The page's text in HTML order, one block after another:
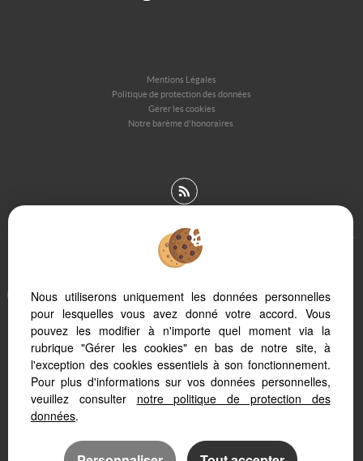
Mentions Légales
Politique de protection des données
Gérer les cookies
Notre barème d'honoraires
votre tablette ou votre smartphone, notre site s'adapte
automatiquement aux différents types d'écrans
Logiciel immobilier Adapt Immo
Création site immobilier
Référencement immobilier
Nous utiliserons uniquement les données personnelles
pour lesquelles vous avez donné votre accord. Vous
pouvez les modifier à n'importe quel moment via la
rubrique "Gérer les cookies" en bas de notre site, à
l'exception des cookies essentiels à son fonctionnement.
Pour plus d'informations sur vos données personnelles,
veuillez consulter notre politique de protection des
données.